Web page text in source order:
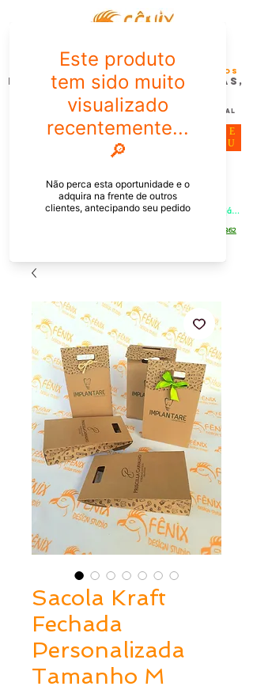
FÊNIX DESIGN STUDIO | Design
Gráfico| Desenvolvimento de Produtos
Personalizados para Pessoas,
Empresas e EventoS
Lembrancinhas, Brindes promocionais,
Decoração, Presentes e Comunicação Visual
PEDIDOS PELO CHAT OU WHATSAPP: Informe os produtos,
quantidade e o CEP ou endereço de entrega e receba um link já
ME
NU
[21] 9 6546 4862
Sacola Kraft
Fechada
Personalizada
Tamanho M